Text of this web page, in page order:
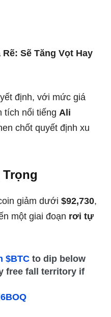
Sẽ Tăng Vọt Hay
định, với mức giá
tích nổi tiếng Ali
chốt quyết định xu
giảm dưới $92,730,
một giai đoạn rơi tự
$BTC to dip below
free fall territory if